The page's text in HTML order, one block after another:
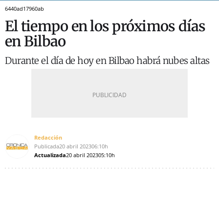
6440ad17960ab
El tiempo en los próximos días
en Bilbao
Durante el día de hoy en Bilbao habrá nubes altas
Redacción
Publicada20 abril 202306:10h
Actualizada20 abril 202305:10h